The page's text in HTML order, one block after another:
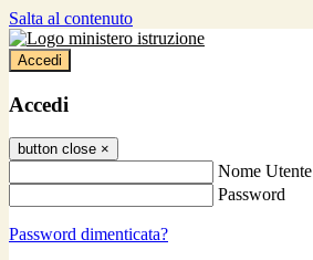
Salta al contenuto
Accedi
Accedi
button close ×
Nome Utente
Password
Password dimenticata?